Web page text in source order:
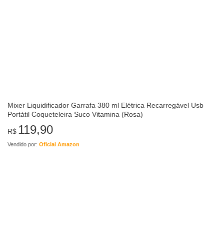
Mixer Liquidificador Garrafa 380 ml Elétrica Recarregável Usb
Portátil Coqueteleira Suco Vitamina (Rosa)
R$ 119,90
Vendido por: Oficial Amazon